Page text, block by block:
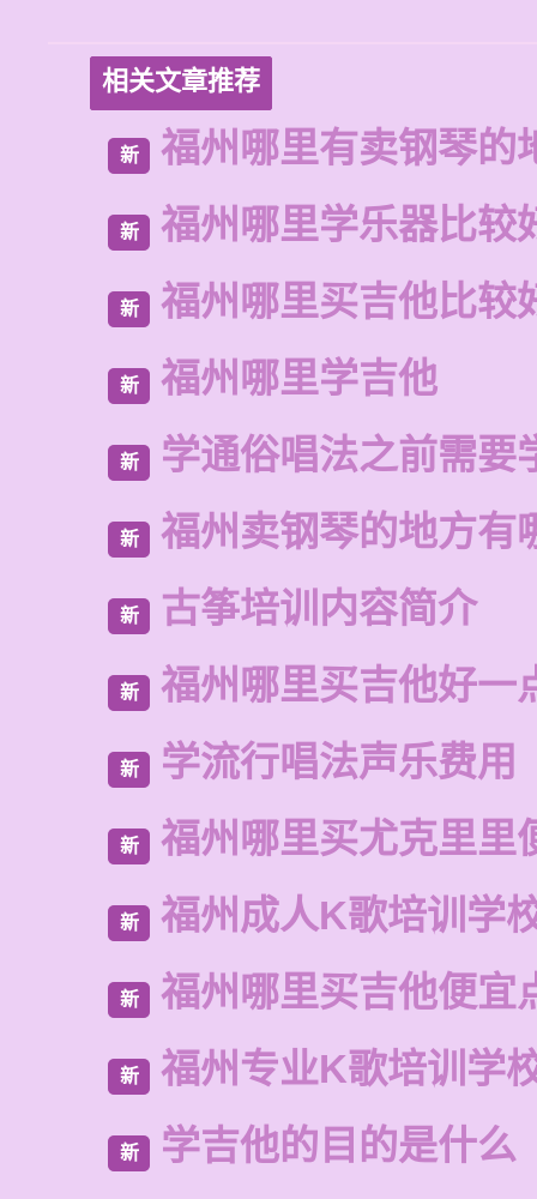
相关文章推荐
新 福州哪里有卖钢琴的
新 福州哪里学乐器比较
新 福州哪里买吉他比较
新 福州哪里学吉他
新 学通俗唱法之前需要
新 福州卖钢琴的地方有
新 古筝培训内容简介
新 福州哪里买吉他好一
新 学流行唱法声乐费用
新 福州哪里买尤克里里
新 福州成人K歌培训学
新 福州哪里买吉他便宜
新 福州专业K歌培训学
新 学吉他的目的是什么